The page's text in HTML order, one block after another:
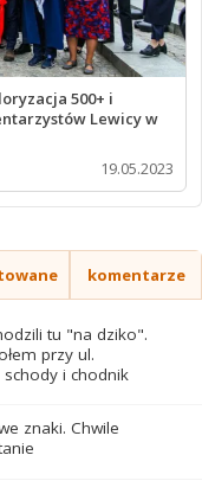
500+ i
Lewicy w
19.05.2023
komentarze
tu "na dziko".
przy ul.
i chodnik
znaki. Chwile